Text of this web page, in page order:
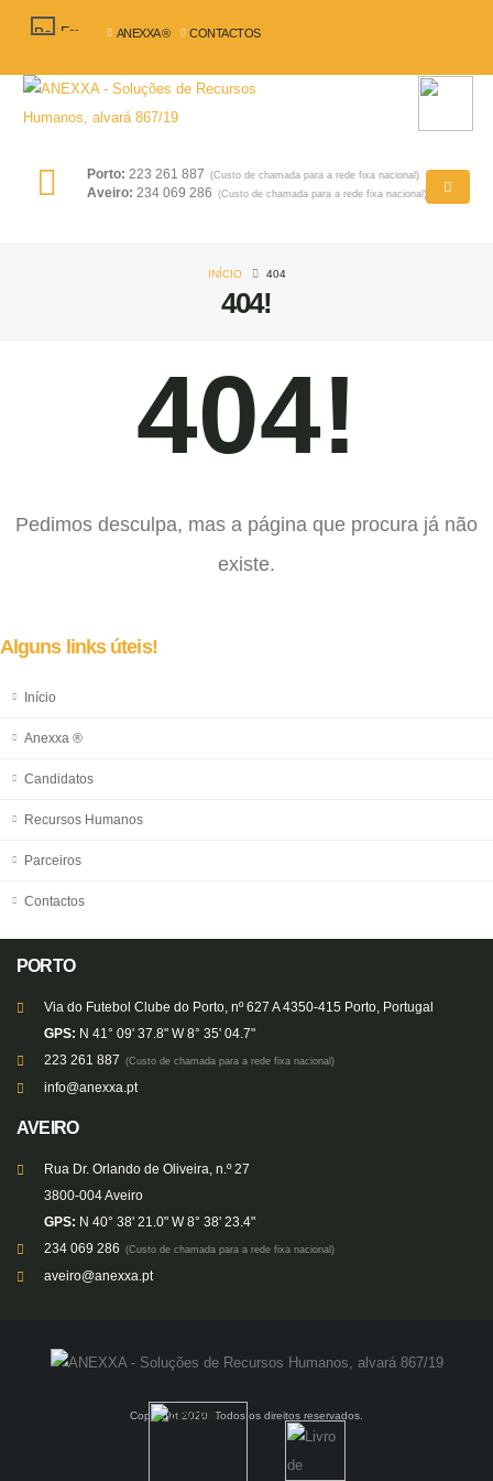
ANEXXA ® CONTACTOS
Porto: 223 261 887 (Custo de chamada para a rede fixa nacional)
Aveiro: 234 069 286 (Custo de chamada para a rede fixa nacional)
404!
INÍCIO 404
404!
Pedimos desculpa, mas a página que procura já não
existe.
Alguns links úteis!
Início
Anexxa ®
Candidatos
Recursos Humanos
Parceiros
Contactos
PORTO
Via do Futebol Clube do Porto, nº 627 A 4350-415 Porto, Portugal
GPS: N 41° 09' 37.8" W 8° 35' 04.7"
223 261 887 (Custo de chamada para a rede fixa nacional)
info@anexxa.pt
AVEIRO
Rua Dr. Orlando de Oliveira, n.º 27
3800-004 Aveiro
GPS: N 40° 38' 21.0" W 8° 38' 23.4"
234 069 286 (Custo de chamada para a rede fixa nacional)
aveiro@anexxa.pt
Copyright 2020. Todos os direitos reservados.